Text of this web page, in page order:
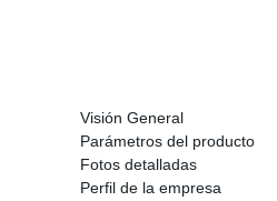
Visión General
Parámetros del producto
Fotos detalladas
Perfil de la empresa